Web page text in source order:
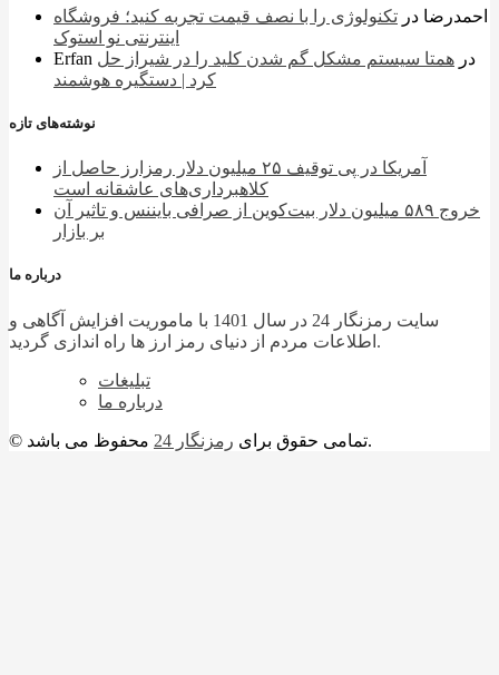
احمدرضا در تکنولوژی را با نصف قیمت تجربه کنید؛ فروشگاه
اینترنتی نو استوک
Erfan
در همتا سیستم مشکل گم شدن کلید را در شیراز حل
کرد | دستگیره هوشمند
نوشته‌های تازه
آمریکا در پی توقیف ۲۵ میلیون دلار رمزارز حاصل از
کلاهبرداری‌های عاشقانه است
خروج ۵۸۹ میلیون دلار بیت‌کوین از صرافی بایننس و تاثیر آن
بر بازار
درباره ما
سایت رمزنگار 24 در سال 1401 با ماموریت افزایش آگاهی و
اطلاعات مردم از دنیای رمز ارز ها راه اندازی گردید.
تبلیغات
درباره ما
© تمامی حقوق برای رمزنگار 24 محفوظ می باشد.